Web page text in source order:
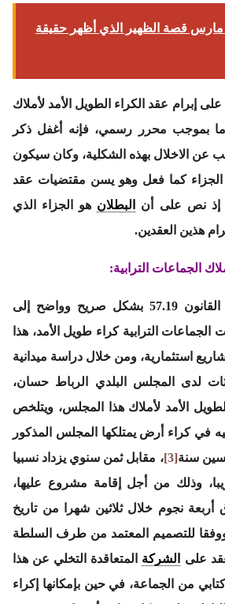
16 مارس قصة الظهير الذي أظهر حقيقة
إبرام عقد الكراء الطويل الأمد لأملاك
بموجب محرر رسمي، فإنه أغفل ذكر
عن الاخلال بهذه الشكلية، وكان سيكون
كما فعل وهو يسن مقتضيات عقد
إذ نص على أن
البطلان هو الجزاء الذي
هذين العقدين.
الجماعات الترابية:
أشارت المادة 38 من القانون 57.19 بشكل صريح وواضح إلى
الترابية كراء طويل الأمد، هذا
استثمارية، ومن خلال دراسة ميدانية
لدى المجلس البلدي الرباط حسان،
الأمد لأملاك هذا المجلس، ويتلخص
في كراء أرض يمتلكها المجلس المذكور
سنة[3]
، مقابل ثمن سنوي يزداد نسبيا
وذلك من أجل إقامة مشروع عليها،
أربعة نجوم خلال ثلاثين شهرا من تاريخ
ووفقا للتصميم المعتمد من طرف السلطة
على
الشركة المتعاقدة التخلي عن هذا
من الجماعة، في حين بإمكانها إكراء